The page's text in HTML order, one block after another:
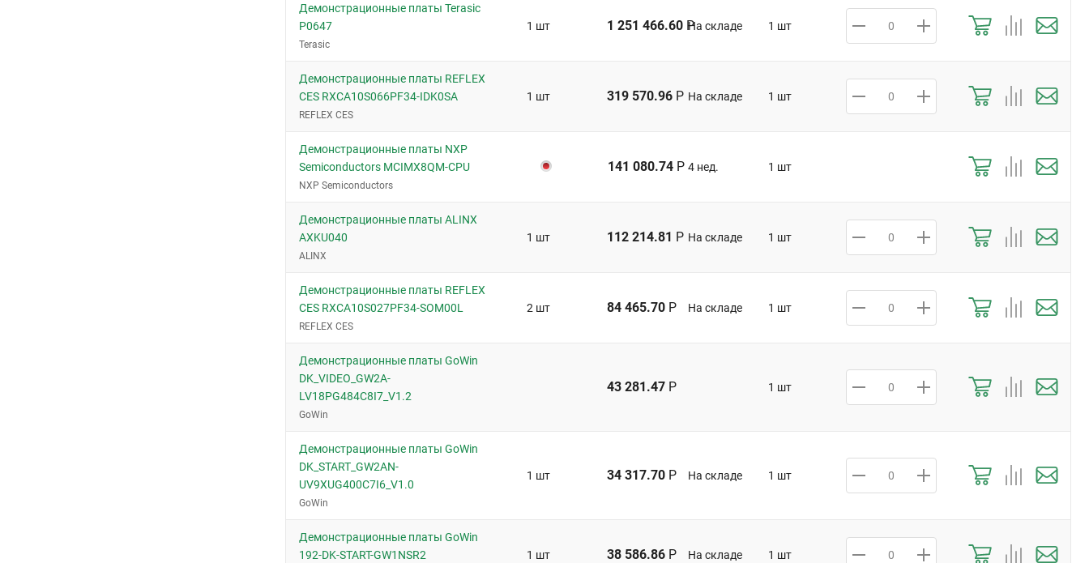
Демонстрационные платы Terasic
P0647
Terasic
1 шт 1 251 466.60 Р
На складе 1 шт
Демонстрационные платы REFLEX
CES RXCA10S066PF34-IDK0SA
REFLEX CES
1 шт 319 570.96 Р На складе 1 шт
Демонстрационные платы NXP
Semiconductors MCIMX8QM-CPU
NXP Semiconductors
141 080.74 Р 4 нед. 1 шт
Демонстрационные платы ALINX
AXKU040
ALINX
1 шт 112 214.81 Р На складе 1 шт
Демонстрационные платы REFLEX
CES RXCA10S027PF34-SOM00L
REFLEX CES
2 шт 84 465.70 Р На складе 1 шт
Демонстрационные платы GoWin
DK_VIDEO_GW2A-
LV18PG484C8I7_V1.2
GoWin
43 281.47 Р 1 шт
Демонстрационные платы GoWin
DK_START_GW2AN-
UV9XUG400C7I6_V1.0
GoWin
1 шт 34 317.70 Р На складе 1 шт
Демонстрационные платы GoWin
192-DK-START-GW1NSR2
1 шт 38 586.86 Р На складе 1 шт